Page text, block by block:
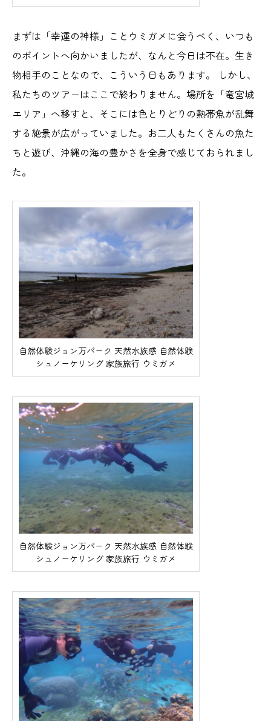
まずは「幸運の神様」ことウミガメに会うべく、いつも
のポイントへ向かいましたが、なんと今日は不在。生き
物相手のことなので、こういう日もあります。 しかし、
私たちのツアーはここで終わりません。場所を「竜宮城
エリア」へ移すと、そこには色とりどりの熱帯魚が乱舞
する絶景が広がっていました。お二人もたくさんの魚た
ちと遊び、沖縄の海の豊かさを全身で感じておられまし
た。
自然体験ジョン万パーク 天然水族感 自然体験
シュノーケリング 家族旅行 ウミガメ
自然体験ジョン万パーク 天然水族感 自然体験
シュノーケリング 家族旅行 ウミガメ